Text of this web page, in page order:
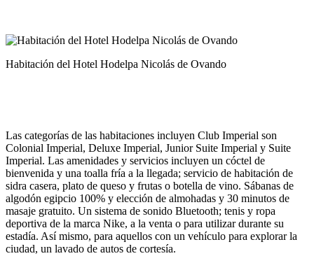
Habitación del Hotel Hodelpa Nicolás de Ovando
Las categorías de las habitaciones incluyen Club Imperial son
Colonial Imperial, Deluxe Imperial, Junior Suite Imperial y Suite
Imperial. Las amenidades y servicios incluyen un cóctel de
bienvenida y una toalla fría a la llegada; servicio de habitación de
sidra casera, plato de queso y frutas o botella de vino. Sábanas de
algodón egipcio 100% y elección de almohadas y 30 minutos de
masaje gratuito. Un sistema de sonido Bluetooth; tenis y ropa
deportiva de la marca Nike, a la venta o para utilizar durante su
estadía. Así mismo, para aquellos con un vehículo para explorar la
ciudad, un lavado de autos de cortesía.